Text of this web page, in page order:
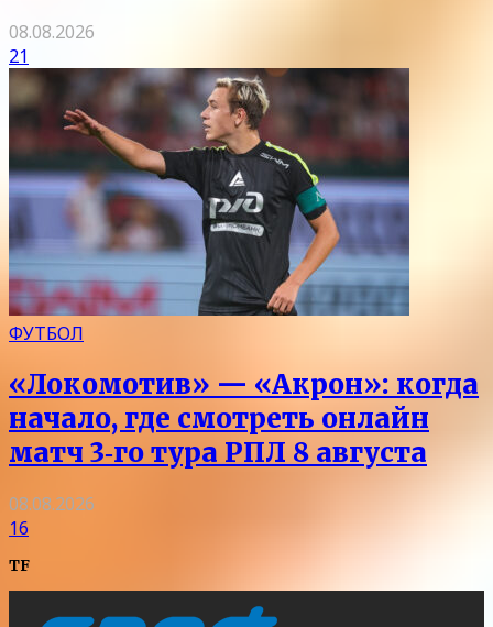
08.08.2026
21
ФУТБОЛ
«Локомотив» — «Акрон»: когда
начало, где смотреть онлайн
матч 3‑го тура РПЛ 8 августа
08.08.2026
16
TF